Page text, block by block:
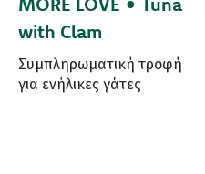
with Clam
Συμπληρωματική τροφή
για ενήλικες γάτες